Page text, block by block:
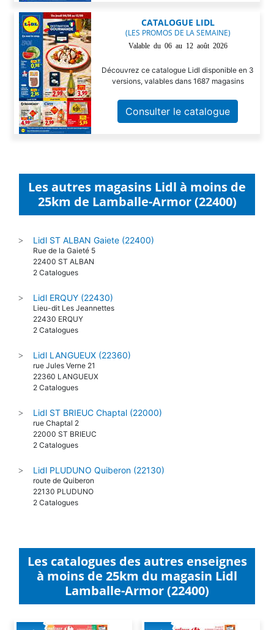
CATALOGUE LIDL
(LES PROMOS DE LA SEMAINE)
Valable du 06 au 12 août 2026
Découvrez ce catalogue Lidl disponible en 3
versions, valables dans 1687 magasins
Consulter le catalogue
Les autres magasins Lidl à moins de
25km de Lamballe-Armor (22400)
> Lidl ST ALBAN Gaiete (22400)
Rue de la Gaieté 5
22400 ST ALBAN
2 Catalogues
> Lidl ERQUY (22430)
Lieu-dit Les Jeannettes
22430 ERQUY
2 Catalogues
> Lidl LANGUEUX (22360)
rue Jules Verne 21
22360 LANGUEUX
2 Catalogues
> Lidl ST BRIEUC Chaptal (22000)
rue Chaptal 2
22000 ST BRIEUC
2 Catalogues
> Lidl PLUDUNO Quiberon (22130)
route de Quiberon
22130 PLUDUNO
2 Catalogues
Les catalogues des autres enseignes
à moins de 25km du magasin Lidl
Lamballe-Armor (22400)